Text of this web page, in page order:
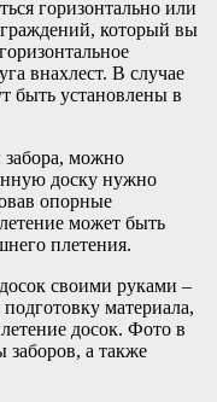
горизонтально или
который вы
внахлест. В случае
быть установлены в
забора, можно
доску нужно
опорные
может быть
плетения.
своими руками –
материала,
досок. Фото в
заборов, а также